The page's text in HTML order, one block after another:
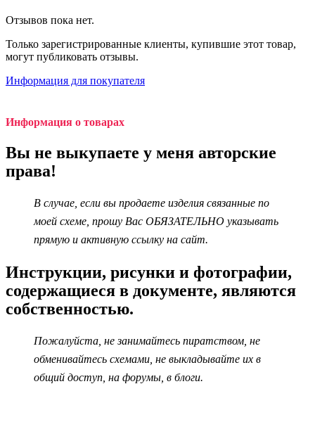
Отзывов пока нет.
Только зарегистрированные клиенты, купившие этот товар,
могут публиковать отзывы.
Информация для покупателя
Информация о товарах
Вы не выкупаете у меня авторские
права!
В случае, если вы продаете изделия связанные по
моей схеме, прошу Вас ОБЯЗАТЕЛЬНО указывать
прямую и активную ссылку на сайт.
Инструкции, рисунки и фотографии,
содержащиеся в документе, являются
собственностью.
Пожалуйста, не занимайтесь пиратством, не
обменивайтесь схемами, не выкладывайте их в
общий доступ, на форумы, в блоги.